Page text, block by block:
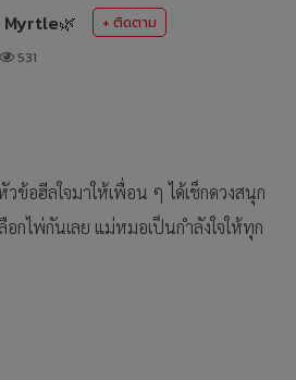
+ ติดตาม
531
ข้อฮีลใจมาให้เพื่อน ๆ ได้เช็กดวงสนุก
อกไพ่กันเลย แม่หมอเป็นกำลังใจให้ทุก